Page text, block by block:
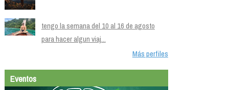
tengo la semana del 10 al 16 de agosto
para hacer algun viaj...
Más perfiles
Eventos